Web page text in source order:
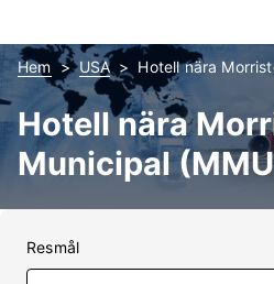
Hem USA Hotell nära
Hotell nära
Municipal
Resmål